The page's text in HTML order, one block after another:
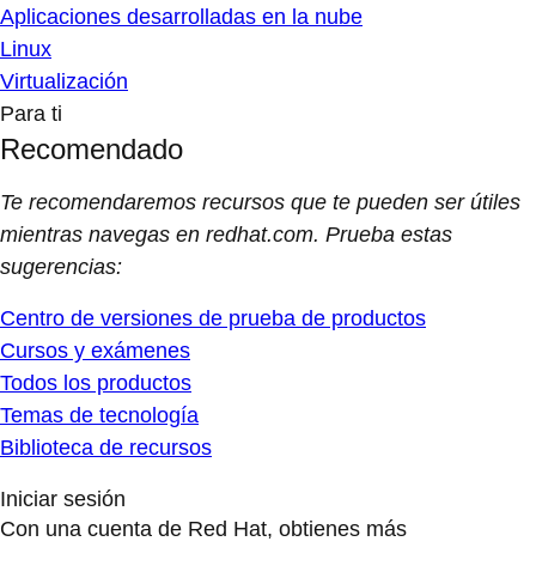
Aplicaciones desarrolladas en la nube
Linux
Virtualización
Para ti
Recomendado
Te recomendaremos recursos que te pueden ser útiles
mientras navegas en redhat.com. Prueba estas
sugerencias:
Centro de versiones de prueba de productos
Cursos y exámenes
Todos los productos
Temas de tecnología
Biblioteca de recursos
Iniciar sesión
Con una cuenta de Red Hat, obtienes más